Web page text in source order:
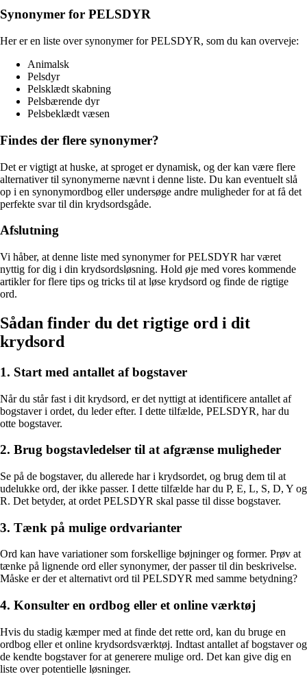
Synonymer for PELSDYR
Her er en liste over synonymer for PELSDYR, som du kan overveje:
Animalsk
Pelsdyr
Pelsklædt skabning
Pelsbærende dyr
Pelsbeklædt væsen
Findes der flere synonymer?
Det er vigtigt at huske, at sproget er dynamisk, og der kan være flere
alternativer til synonymerne nævnt i denne liste. Du kan eventuelt slå
op i en synonymordbog eller undersøge andre muligheder for at få det
perfekte svar til din krydsordsgåde.
Afslutning
Vi håber, at denne liste med synonymer for PELSDYR har været
nyttig for dig i din krydsordsløsning. Hold øje med vores kommende
artikler for flere tips og tricks til at løse krydsord og finde de rigtige
ord.
Sådan finder du det rigtige ord i dit
krydsord
1. Start med antallet af bogstaver
Når du står fast i dit krydsord, er det nyttigt at identificere antallet af
bogstaver i ordet, du leder efter. I dette tilfælde, PELSDYR, har du
otte bogstaver.
2. Brug bogstavledelser til at afgrænse muligheder
Se på de bogstaver, du allerede har i krydsordet, og brug dem til at
udelukke ord, der ikke passer. I dette tilfælde har du P, E, L, S, D, Y og
R. Det betyder, at ordet PELSDYR skal passe til disse bogstaver.
3. Tænk på mulige ordvarianter
Ord kan have variationer som forskellige bøjninger og former. Prøv at
tænke på lignende ord eller synonymer, der passer til din beskrivelse.
Måske er der et alternativt ord til PELSDYR med samme betydning?
4. Konsulter en ordbog eller et online værktøj
Hvis du stadig kæmper med at finde det rette ord, kan du bruge en
ordbog eller et online krydsordsværktøj. Indtast antallet af bogstaver og
de kendte bogstaver for at generere mulige ord. Det kan give dig en
liste over potentielle løsninger.